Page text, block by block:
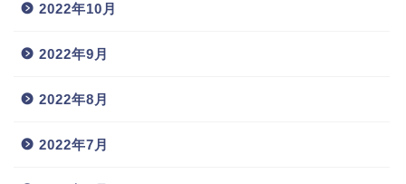
2022年10月
2022年9月
2022年8月
2022年7月